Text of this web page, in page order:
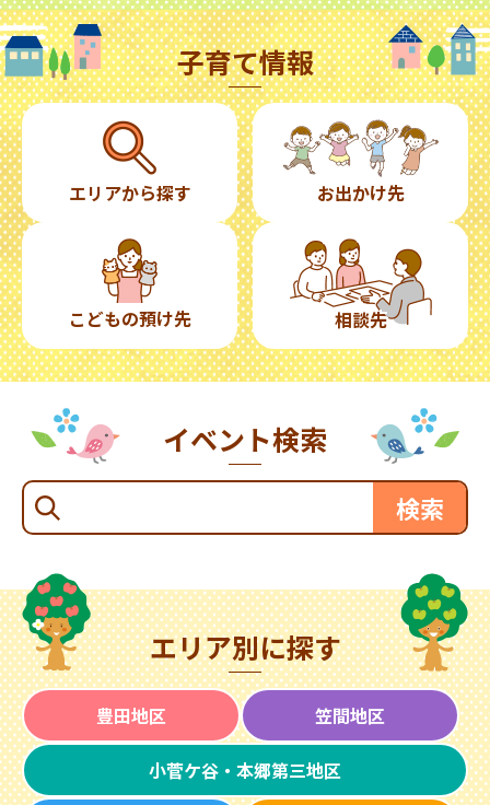
子育て情報
エリアから探す お出かけ先
こどもの預け先 相談先
イベント検索
エリア別に探す
豊田地区 笠間地区
小菅ケ谷・本郷第三地区